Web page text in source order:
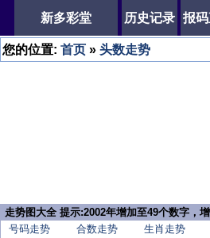
新多彩堂 历史记录 报
您的位置: 首页 » 头数走势
走势图大全 提示:2002年增加至49个数字，
号码走势
合数走势 生肖走势